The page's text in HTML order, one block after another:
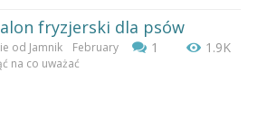
fryzjerski dla psów
1.9K
1
od Jamnik
February
na co uważać